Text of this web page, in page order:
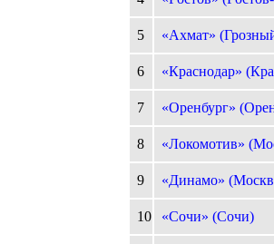
5 «Ахмат»
6 «Краснодар»
7 «Оренбург»
8 «Локомотив»
9 «Динамо»
10 «Сочи» (Сочи)